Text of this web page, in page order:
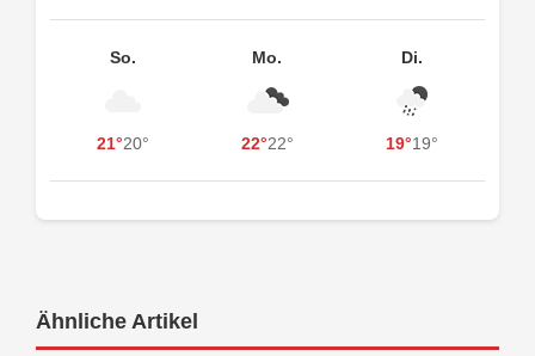
So.
21°20°
Mo.
22°22°
Di.
19°19°
Ähnliche Artikel